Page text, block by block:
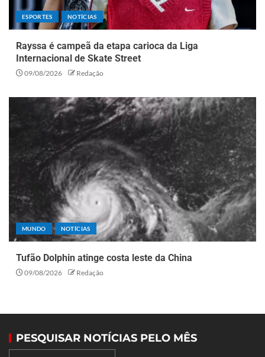
ESPORTES NOTÍCIAS
Rayssa é campeã da etapa carioca da Liga
Internacional de Skate Street
09/08/2026 Redação
MUNDO NOTÍCIAS
Tufão Dolphin atinge costa leste da China
09/08/2026 Redação
PESQUISAR NOTÍCIAS PELO MÊS